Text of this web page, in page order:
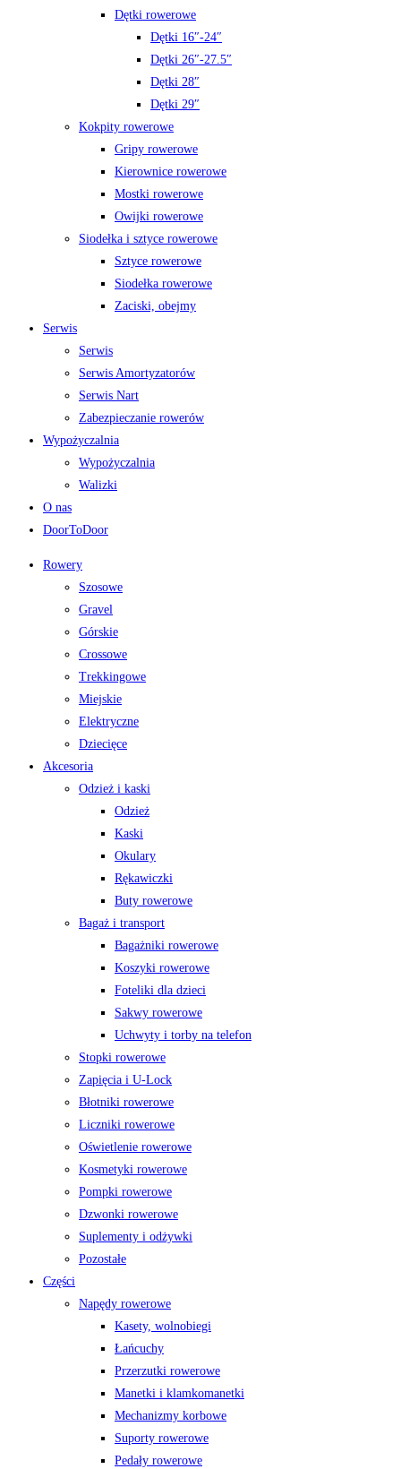
Dętki rowerowe
Dętki 16″-24″
Dętki 26″-27.5″
Dętki 28″
Dętki 29″
Kokpity rowerowe
Gripy rowerowe
Kierownice rowerowe
Mostki rowerowe
Owijki rowerowe
Siodełka i sztyce rowerowe
Sztyce rowerowe
Siodełka rowerowe
Zaciski, obejmy
Serwis
Serwis
Serwis Amortyzatorów
Serwis Nart
Zabezpieczanie rowerów
Wypożyczalnia
Wypożyczalnia
Walizki
O nas
DoorToDoor
Rowery
Szosowe
Gravel
Górskie
Crossowe
Trekkingowe
Miejskie
Elektryczne
Dziecięce
Akcesoria
Odzież i kaski
Odzież
Kaski
Okulary
Rękawiczki
Buty rowerowe
Bagaż i transport
Bagażniki rowerowe
Koszyki rowerowe
Foteliki dla dzieci
Sakwy rowerowe
Uchwyty i torby na telefon
Stopki rowerowe
Zapięcia i U-Lock
Błotniki rowerowe
Liczniki rowerowe
Oświetlenie rowerowe
Kosmetyki rowerowe
Pompki rowerowe
Dzwonki rowerowe
Suplementy i odżywki
Pozostałe
Części
Napędy rowerowe
Kasety, wolnobiegi
Łańcuchy
Przerzutki rowerowe
Manetki i klamkomanetki
Mechanizmy korbowe
Suporty rowerowe
Pedały rowerowe